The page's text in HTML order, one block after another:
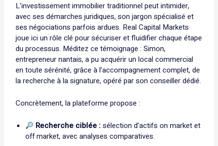
L’investissement immobilier traditionnel peut intimider,
avec ses démarches juridiques, son jargon spécialisé et
ses négociations parfois ardues. Real Capital Markets
joue ici un rôle clé pour sécuriser et fluidifier chaque étape
du processus. Méditez ce témoignage : Simon,
entrepreneur nantais, a pu acquérir un local commercial
en toute sérénité, grâce à l’accompagnement complet, de
la recherche à la signature, opéré par son conseiller dédié.
Concrètement, la plateforme propose :
Recherche ciblée :sélection d’actifs on market et
off market, avec analyses comparatives.